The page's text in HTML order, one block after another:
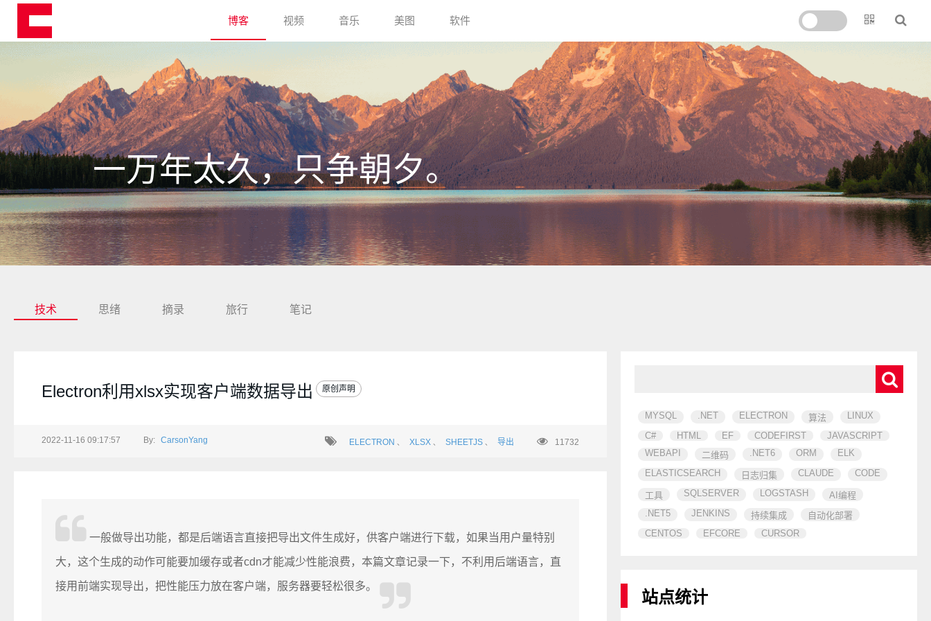
博客 视频 音乐 美图 软件
一万年太久，只争朝夕。
技术 思绪 摘录 旅行 笔记
Electron利用xlsx实现客户端数据导出 原创声明
2022-11-16 09:17:57 By: CarsonYang ELECTRON 、 XLSX 、 SHEETJS 、 导出 11732
一般做导出功能，都是后端语言直接把导出文件生成好，供客户端进行下载，如果当用户量特别
大，这个生成的动作可能要加缓存或者cdn才能减少性能浪费，本篇文章记录一下，不利用后端语言，直
接用前端实现导出，把性能压力放在客户端，服务器要轻松很多。
MYSQL .NET ELECTRON 算法
LINUX
C#
HTML EF CODEFIRST
JAVASCRIPT
WEBAPI
二维码 .NET6 ORM
ELK
ELASTICSEARCH
日志归集 CLAUDE CODE
工具 SQLSERVER LOGSTASH
AI编程
.NET5
JENKINS 持续集成
自动化部署
CENTOS
EFCORE CURSOR
站点统计